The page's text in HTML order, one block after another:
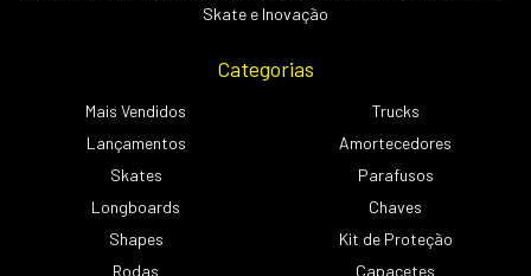
Skate e Inovação
Categorias
Mais Vendidos
Lançamentos
Skates
Longboards
Shapes
Rodas
Trucks
Amortecedores
Parafusos
Chaves
Kit de Proteção
Capacetes